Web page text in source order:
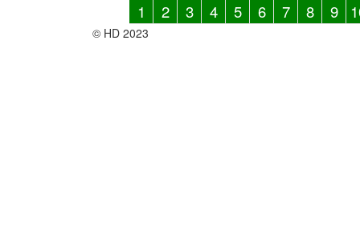
1
2 3 4 5 6 7 8 9
© HD 2023